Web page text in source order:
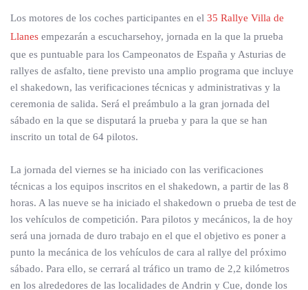
Los motores de los coches participantes en el 35 Rallye Villa de
Llanes empezarán a escucharsehoy, jornada en la que la prueba
que es puntuable para los Campeonatos de España y Asturias de
rallyes de asfalto, tiene previsto una amplio programa que incluye
el shakedown, las verificaciones técnicas y administrativas y la
ceremonia de salida. Será el preámbulo a la gran jornada del
sábado en la que se disputará la prueba y para la que se han
inscrito un total de 64 pilotos.
La jornada del viernes se ha iniciado con las verificaciones
técnicas a los equipos inscritos en el shakedown, a partir de las 8
horas. A las nueve se ha iniciado el shakedown o prueba de test de
los vehículos de competición. Para pilotos y mecánicos, la de hoy
será una jornada de duro trabajo en el que el objetivo es poner a
punto la mecánica de los vehículos de cara al rallye del próximo
sábado. Para ello, se cerrará al tráfico un tramo de 2,2 kilómetros
en los alrededores de las localidades de Andrin y Cue, donde los